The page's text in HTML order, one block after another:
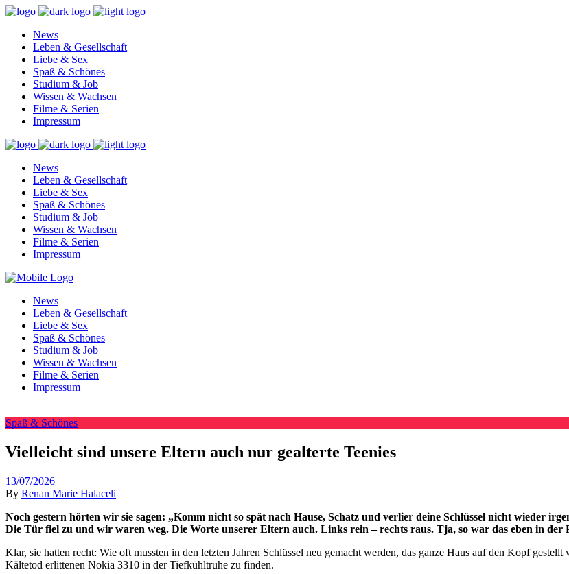
News
Leben & Gesellschaft
Liebe & Sex
Spaß & Schönes
Studium & Job
Wissen & Wachsen
Filme & Serien
Impressum
News
Leben & Gesellschaft
Liebe & Sex
Spaß & Schönes
Studium & Job
Wissen & Wachsen
Filme & Serien
Impressum
News
Leben & Gesellschaft
Liebe & Sex
Spaß & Schönes
Studium & Job
Wissen & Wachsen
Filme & Serien
Impressum
Spaß & Schönes
Vielleicht sind unsere Eltern auch nur gealterte Teenies
13/07/2026
By Renan Marie Halaceli
Noch gestern hörten wir sie sagen: „Komm nicht so spät nach Hause, Schatz und verlier deine Schlüssel nicht wieder
Die Tür fiel zu und wir waren weg. Die Worte unserer Eltern auch. Links rein – rechts raus. Tja, so war das eben in der
Klar, sie hatten recht: Wie oft mussten in den letzten Jahren Schlüssel neu gemacht werden, das ganze Haus auf den Kopf
Kältetod erlittenen Nokia 3310 in der Tiefkühltruhe zu finden.